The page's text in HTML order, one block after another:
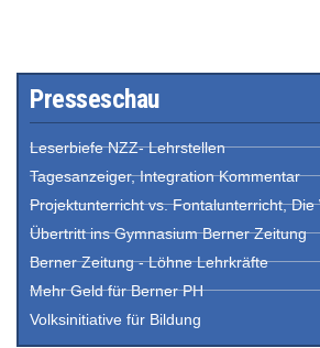
Presseschau
Leserbiefe NZZ- Lehrstellen
Tagesanzeiger, Integration Kommentar
Projektunterricht vs. Fontalunterricht, Die
Übertritt ins Gymnasium Berner Zeitung
Berner Zeitung - Löhne Lehrkräfte
Mehr Geld für Berner PH
Volksinitiative für Bildung